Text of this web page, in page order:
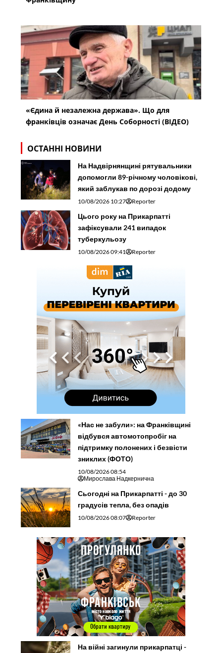
«Єдина й незалежна держава». Що для
франківців означає День Соборності (ВІДЕО)
ОСТАННІ НОВИНИ
На Надвірнянщині рятувальники
допомогли 89-річному чоловікові,
який заблукав по дорозі додому
10/08/2026 10:27 Reporter
Цього року на Прикарпатті
зафіксували 241 випадок
туберкульозу
10/08/2026 09:41 Reporter
«Нас не забули»: на Франківщині
відбувся автомотопробіг на
підтримку полонених і безвісти
зниклих (ФОТО)
10/08/2026 08:54
Мирослава Надкернична
Сьогодні на Прикарпатті - до 30
градусів тепла, без опадів
10/08/2026 08:07 Reporter
На війні загинули прикарпатці -